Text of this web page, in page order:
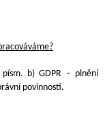
b) GDPR – plnění
povinnosti.